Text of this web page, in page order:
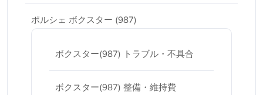
ポルシェ ボクスター (987)
ボクスター(987) トラブル・不具合
ボクスター(987) 整備・維持費